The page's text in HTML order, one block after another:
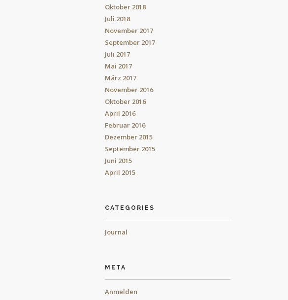
Oktober 2018
Juli 2018
November 2017
September 2017
Juli 2017
Mai 2017
März 2017
November 2016
Oktober 2016
April 2016
Februar 2016
Dezember 2015
September 2015
Juni 2015
April 2015
CATEGORIES
Journal
META
Anmelden